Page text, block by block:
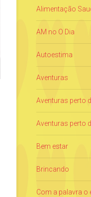
Alimentação
AM no O Dia
Autoestima
Aventuras
Aventuras perto
Aventuras perto
Bem estar
Brincando
Com a palavra o